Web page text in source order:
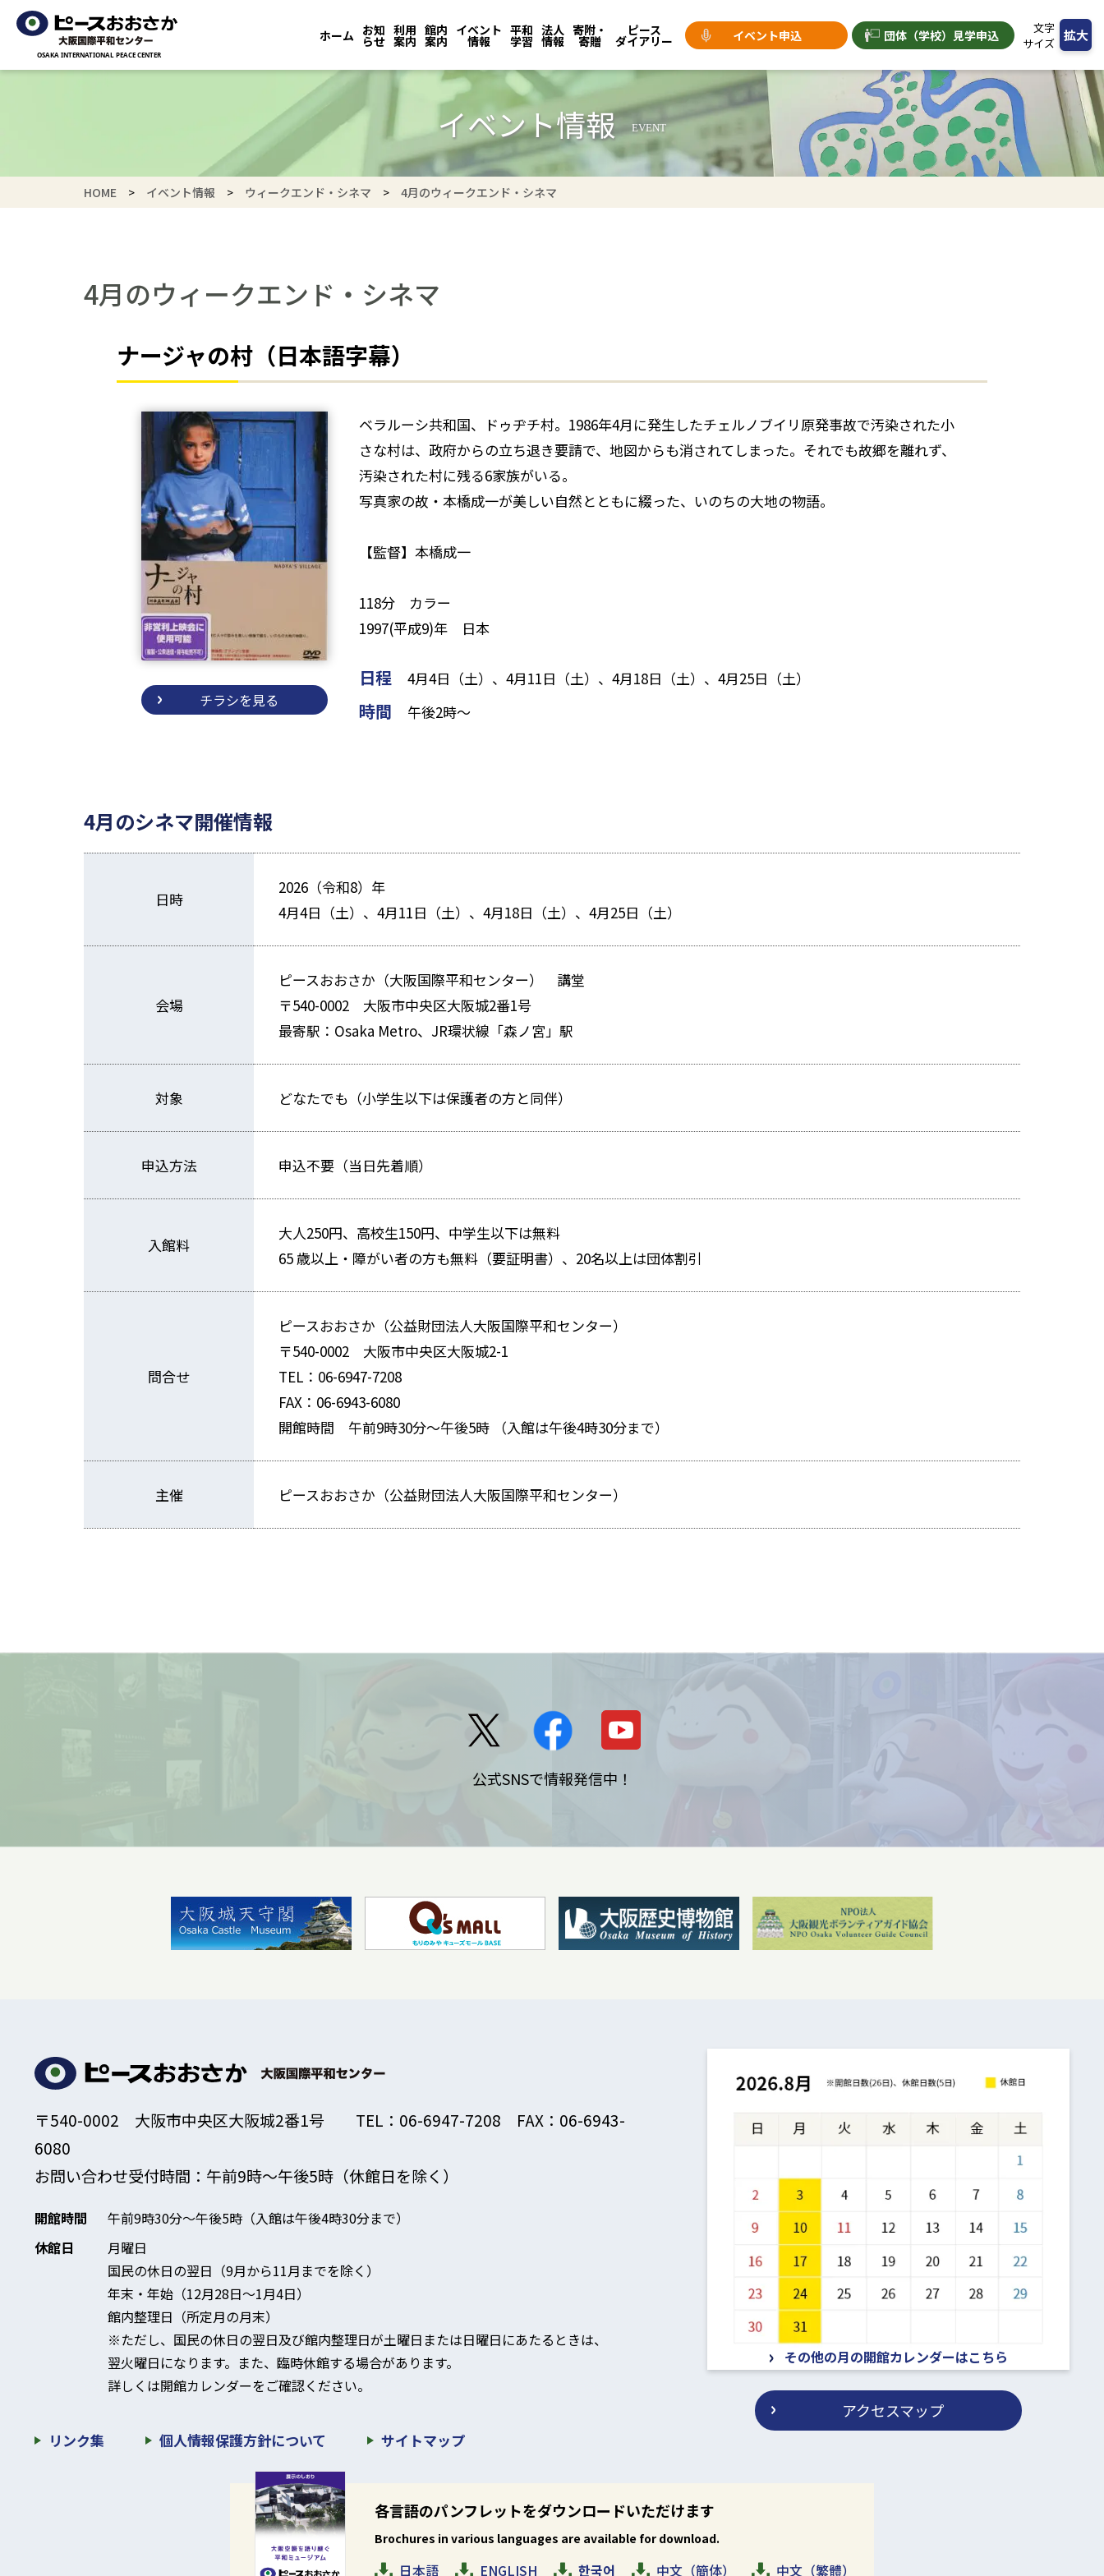
ホーム お知
らせ
利用
案内
館内
案内
イベント
情報
平和
学習
法人
情報
寄附・
寄贈
ピース
ダイアリー イベント申込 団体（学校） 見学申込
文字
サイズ 拡大
イベント情報 EVENT
HOME イベント情報 ウィークエンド・シネマ 4月のウィークエンド・シネマ
4月のウィークエンド・シネマ
ナージャの村 （日本語字幕）
チラシを見る
ベラルーシ共和国、ドゥヂチ村。1986年4月に発生したチェルノブイリ原発事故で汚染された小
さな村は、政府からの立ち退き要請で、地図からも消されてしまった。それでも故郷を離れず、
汚染された村に残る6家族がいる。
写真家の故・本橋成一が美しい自然とともに綴った、いのちの大地の物語。
【監督】本橋成一
118分 カラー
1997(平成9)年 日本
日程 4月4日（土）、4月11日（土）、4月18日（土）、4月25日（土）
時間 午後2時～
4月のシネマ開催情報
日時
2026（令和8）年
4月4日（土）、4月11日（土）、4月18日（土）、4月25日（土）
会場
ピースおおさか（大阪国際平和センター） 講堂
〒540-0002 大阪市中央区大阪城2番1号
最寄駅：Osaka Metro、JR環状線「森ノ宮」駅
対象 どなたでも（小学生以下は保護者の方と同伴）
申込方法 申込不要（当日先着順）
入館料
大人250円、高校生150円、中学生以下は無料
65 歳以上・障がい者の方も無料（要証明書）、20名以上は団体割引
問合せ
ピースおおさか（公益財団法人大阪国際平和センター）
〒540-0002 大阪市中央区大阪城2-1
TEL：06-6947-7208
FAX：06-6943-6080
開館時間 午前9時30分～午後5時 （入館は午後4時30分まで）
主催 ピースおおさか（公益財団法人大阪国際平和センター）
公式SNSで情報発信中！
〒540-0002 大阪市中央区大阪城2番1号
TEL：06-6947-7208 FAX：06-6943-
6080
お問い合わせ受付時間：午前9時～午後5時 （休館日を除く）
開館時間 午前9時30分～午後5時 （入館は午後4時30分まで）
休館日
月曜日
国民の休日の翌日（9月から11月までを除く）
年末・年始（12月28日～1月4日）
館内整理日（所定月の月末）
※ただし、国民の休日の翌日及び館内整理日が土曜日または日曜日にあたるときは、
翌火曜日になります。 また、臨時休館する場合があります。
詳しくは開館カレンダーをご確認ください。
リンク集 個人情報保護方針について サイトマップ
その他の月の開館カレンダーはこちら
アクセスマップ
各言語のパンフレットをダウンロードいただけます
Brochures in various languages are available for download.
日本語 ENGLISH 한국어 中文（簡体） 中文（繁體）